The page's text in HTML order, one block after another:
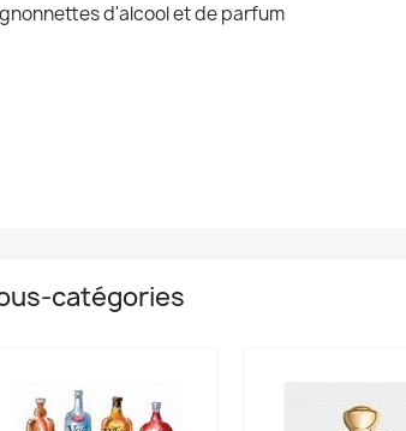
d'alcool et de parfum
catégories